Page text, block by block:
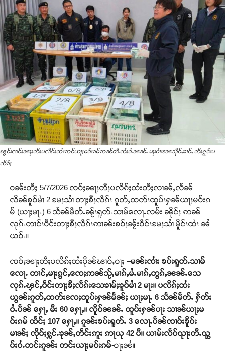
ၽွင်းၸဝ်ႈၼႃႈတီႈပလိၵ်ႈထႆးဢဝ်ယႃႈမဝ်းၵမ်ဢၼ်တီႉလႆႈဝႆႉၼၼ်ႉ မႃးပၢႆးၼႄသိုဝ်ႇၶၢဝ်ႇ တီႈႁူင်းပ
လိၵ်ႈ
ဝၼ်းတီႈ 5/7/2026 ၸဝ်ႈၼႃႈတီႈပလိၵ်ႈထႆးတီႈလၢၼ်ႇလႅၼ်
လိၼ်ၶူဝ်မၢႆ 2 မႄႈသၢႆ တႃႈၶီႈလဵၵ်း ၵူတ်ႇထတ်းထူပ်းႁၼ်ယႃႈမဝ်းၵ
မ် (ယႃႈမႃႉ) 6 သႅၼ်မဵတ်ႉၼႂ်းရူတ်ႉသၢမ်လေႃႉလမ်း ၼိုင်ႈ ဢၼ်
လုၵ်ႉတၢင်းဝဵင်းတႃႈၶီႈလဵၵ်းဢၢၼ်းၶဝ်ႈၼႂ်းဝဵင်းမႄႈသၢႆ မိူင်းထႆး ၼႆ
ယဝ်ႉ။
ၸဝ်ႈၼႃႈတီႈပလိၵ်ႈထႆးပိုၼ်ၽၢဝ်ႇဝႃႈ –မၼ်းၸၢႆး ၶပ်းရူတ်ႉသၢမ်
လေႃႉ တၢင်ႇမႃးၵွင်ႇၸေႈဢၼ်သႂ်ႇမၢၵ်ႇမႆႉမၢၵ်ႇတွၵ်ႇၼၼ်ႉသေ
လုၵ်ႉၾင်ႇဝဵင်းတႃႈၶီႈလဵၵ်းသေၶၢမ်ႈၶူဝ်မၢႆ 2 မႃး။ ပလိၵ်ႈထႆး
ယွၼ်းၵူတ်ႇထတ်းလႄႈထူပ်းႁၼ်မႅၼ်ႈ ယႃႈမႃႉ 6 သႅၼ်မဵတ်ႉ ႁဵတ်း
ဝႆႉပဵၼ် ႁေႃႇ မီး 60 ႁေႃႇ။ လိူဝ်ၼၼ်ႉ ထူပ်းႁၼ်ပႃး သၢၼ်ယႃႈမ
ဝ်းၵမ် ထႅင်ႈ 107 ႁေႃႇ။ ၵူၼ်းၶပ်းရူတ်ႉ 3 လေႃႉပဵၼ်ၸၢဝ်းၶိူဝ်း
မၢၼ်ႈ ၸိုဝ်ႈႁွင်ႉၶုၼ်ႇတဵင်းဢူး ဢႃယု 42 ပီ။ ယၢမ်းလဵဝ်ၺႃးတီႉၺွ
ပ်းဝႆႉတင်းၵူၼ်း တင်းယႃႈမဝ်းၵမ်-ဝႃႈၼႆ။